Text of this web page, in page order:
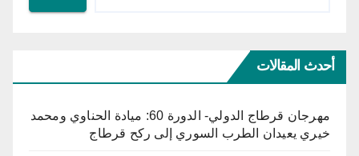
أحدث المقالات
مهرجان قرطاج الدولي- الدورة 60: ميادة الحناوي ومحمد
خيري يعيدان الطرب السوري إلى ركح قرطاج